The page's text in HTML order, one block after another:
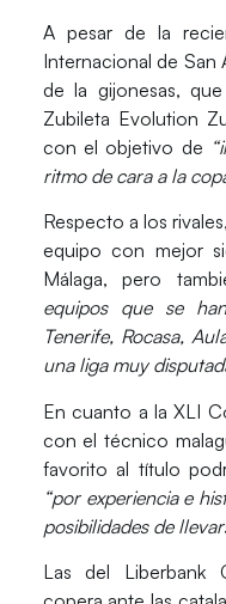
A pesar de la
Internacional de San
de la gijonesas,
Zubileta Evolution
con el objetivo de
ritmo de cara a la
Respecto a los
equipo con mejor
Málaga, pero
equipos que se
Tenerife, Rocasa,
una liga muy
En cuanto a la XLI
con el técnico
favorito al título
“por experiencia e
posibilidades de
Las del Liberbank